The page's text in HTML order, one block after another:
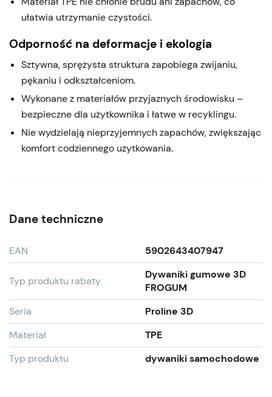
ułatwia utrzymanie czystości.
Odporność na deformacje i ekologia
Sztywna, sprężysta struktura zapobiega zwijaniu,
pękaniu i odkształceniom.
Wykonane z materiałów przyjaznych środowisku –
bezpieczne dla użytkownika i łatwe w recyklingu.
Nie wydzielają nieprzyjemnych zapachów, zwiększając
komfort codziennego użytkowania.
Dane techniczne
EAN 5902643407947
Typ produktu rabaty
Dywaniki gumowe 3D
FROGUM
Seria
Proline 3D
Materiał
TPE
Typ produktu
dywaniki samochodowe